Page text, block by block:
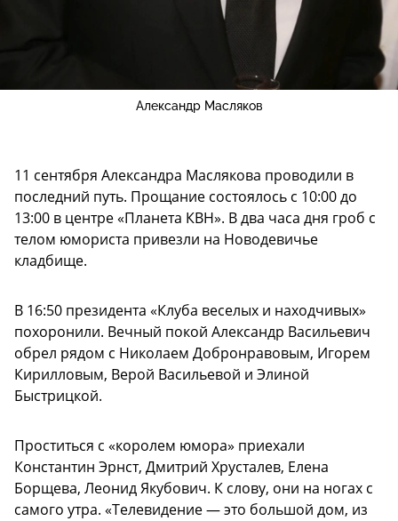
Александр Масляков
11 сентября Александра Маслякова проводили в
последний путь. Прощание состоялось с 10:00 до
13:00 в центре «Планета КВН». В два часа дня гроб с
телом юмориста привезли на Новодевичье
кладбище.
В 16:50 президента «Клуба веселых и находчивых»
похоронили. Вечный покой Александр Васильевич
обрел рядом с Николаем Добронравовым, Игорем
Кирилловым, Верой Васильевой и Элиной
Быстрицкой.
Проститься с «королем юмора» приехали
Константин Эрнст, Дмитрий Хрусталев, Елена
Борщева, Леонид Якубович. К слову, они на ногах с
самого утра. «Телевидение — это большой дом, из